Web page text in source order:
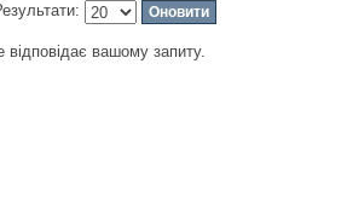
вашому запиту.